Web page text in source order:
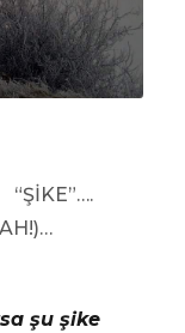
“ŞİKE”….
şu şike